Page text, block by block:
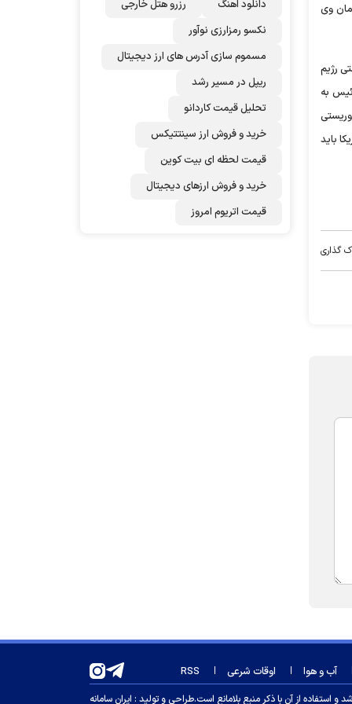
وی
رژیم
به
تروریستی
باید
گذاری
دانلود اهنگ
رزرو هتل خارجی
نکسو رمزارزی نوآور
مسموم سازی آدرس های ارز دیجیتال
ریپل در مسیر رشد
تحلیل قیمت کاردانو
خرید و فروش ارز سینتتیکس
قیمت لحظه ای بیت کوین
خرید و فروش ارزهای دیجیتال
قیمت اتریوم امروز
آب و هوا اوقات شرعی RSS
استفاده از آن با ذکر منبع بلامانع است.طراحی و تولید : ایران سامانه